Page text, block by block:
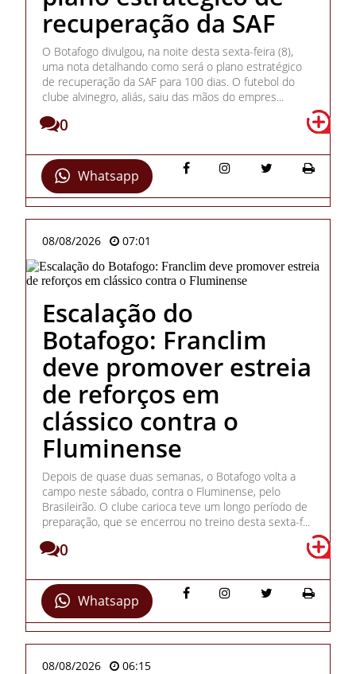
recuperação da SAF
O Botafogo divulgou, na noite desta sexta-feira (8),
uma nota detalhando como será o plano estratégico
de recuperação da SAF para 100 dias. O futebol do
clube alvinegro, aliás, saiu das mãos do empres...
0
Whatsapp
08/08/2026 07:01
Escalação do
Botafogo: Franclim
deve promover estreia
de reforços em
clássico contra o
Fluminense
Depois de quase duas semanas, o Botafogo volta a
campo neste sábado, contra o Fluminense, pelo
Brasileirão. O clube carioca teve um longo período de
preparação, que se encerrou no treino desta sexta-f...
0
Whatsapp
08/08/2026 06:15